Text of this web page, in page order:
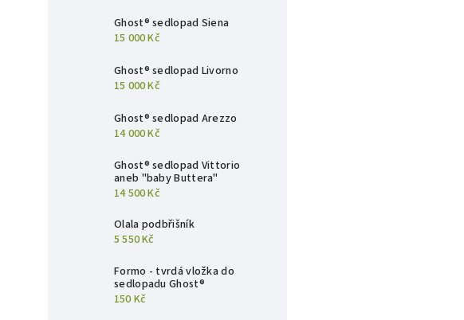
Ghost® sedlopad Siena
15 000 Kč
Ghost® sedlopad Livorno
15 000 Kč
Ghost® sedlopad Arezzo
14 000 Kč
Ghost® sedlopad Vittorio
aneb "baby Buttera"
14 500 Kč
Olala podbřišník
5 550 Kč
Formo - tvrdá vložka do
sedlopadu Ghost®
150 Kč